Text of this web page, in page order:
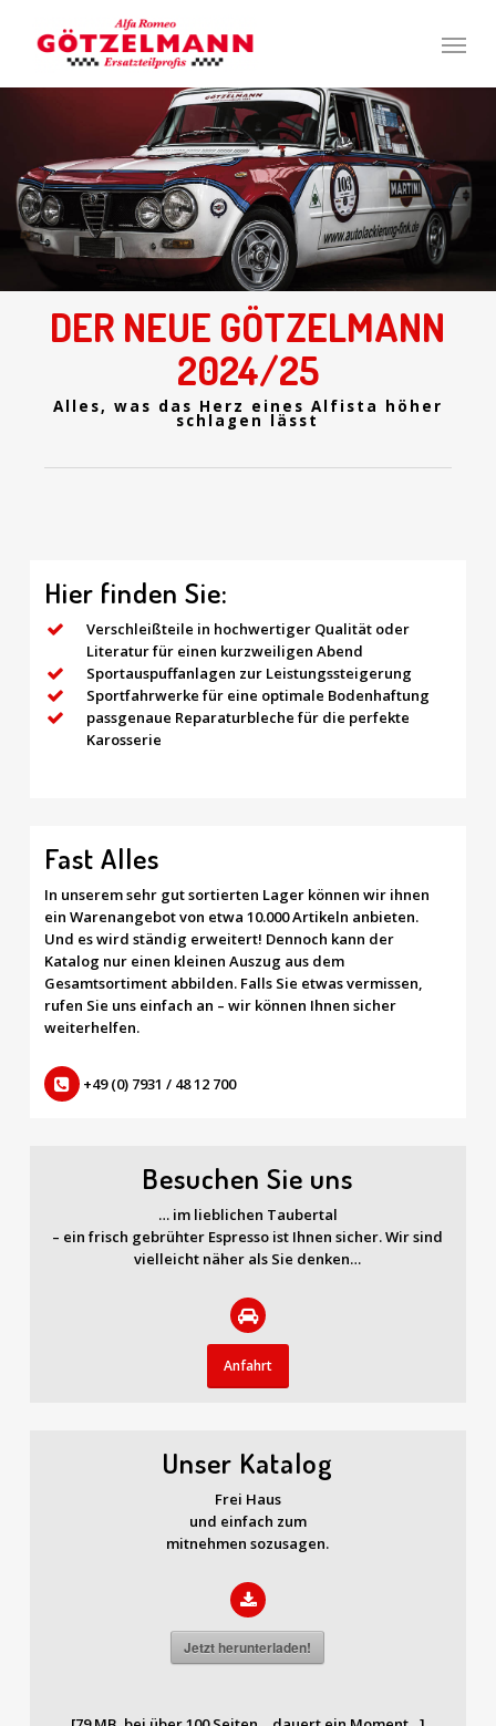
Menu
DER NEUE GÖTZELMANN
2024/25
Alles, was das Herz eines Alfista höher
schlagen lässt
Hier finden Sie:
Verschleißteile in hochwertiger Qualität oder
Literatur für einen kurzweiligen Abend
Sportauspuffanlagen zur Leistungssteigerung
Sportfahrwerke für eine optimale Bodenhaftung
passgenaue Reparaturbleche für die perfekte
Karosserie
Fast Alles
In unserem sehr gut sortierten Lager können wir ihnen
ein Warenangebot von etwa 10.000 Artikeln anbieten.
Und es wird ständig erweitert! Dennoch kann der
Katalog nur einen kleinen Auszug aus dem
Gesamtsortiment abbilden. Falls Sie etwas vermissen,
rufen Sie uns einfach an – wir können Ihnen sicher
weiterhelfen.
+49 (0) 7931 / 48 12 700
Besuchen Sie uns
… im lieblichen Taubertal
– ein frisch gebrühter Espresso ist Ihnen sicher. Wir sind
vielleicht näher als Sie denken…
Anfahrt
Unser Katalog
Frei Haus
und einfach zum
mitnehmen sozusagen.
Jetzt herunterladen!